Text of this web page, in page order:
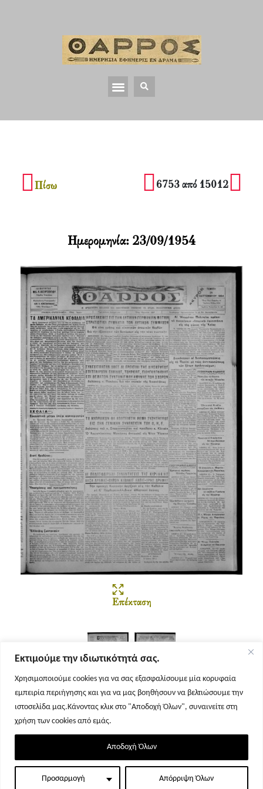
Εκτιμούμε την ιδιωτικότητά σας.
Χρησιμοποιούμε cookies για να σας εξασφαλίσουμε μία κορυφαία
εμπειρία περιήγησης και για να μας βοηθήσουν να βελτιώσουμε την
ιστοσελίδα μας.Κάνοντας κλικ στο "Αποδοχή Όλων", συναινείτε στη
χρήση των cookies από εμάς.
Προσαρμογή Απόρριψη Όλων
Αποδοχή Όλων
Πίσω 6753 από 15012
Επέκταση
Σελίδα 1 Σελίδα 2
Ημερομηνία: 23/09/1954